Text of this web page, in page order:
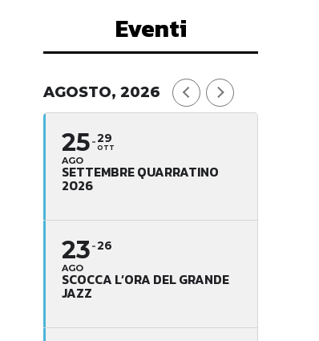
Eventi
AGOSTO, 2026
25
AGO
29
OTT
SETTEMBRE QUARRATINO
2026
23
AGO
26
SCOCCA L’ORA DEL GRANDE
JAZZ